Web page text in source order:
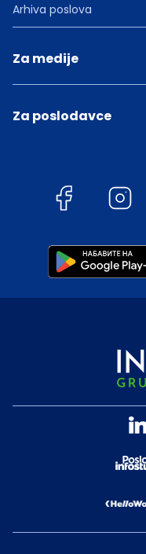
Arhiva poslova
Za medije
Za poslodavce